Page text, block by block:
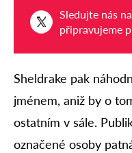
Sledujte nás na
připravujeme
Sheldrake pak
jménem, aniž by o
ostatním v sále.
označené osoby